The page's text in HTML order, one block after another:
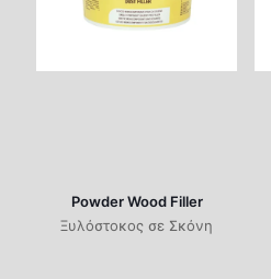
Powder Wood Filler
Ξυλόστοκος σε Σκόνη